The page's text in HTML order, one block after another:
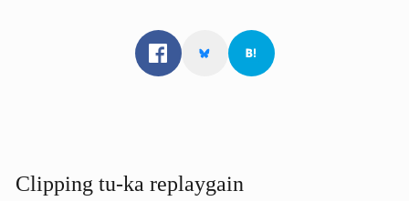
Clipping tu-ka replaygain